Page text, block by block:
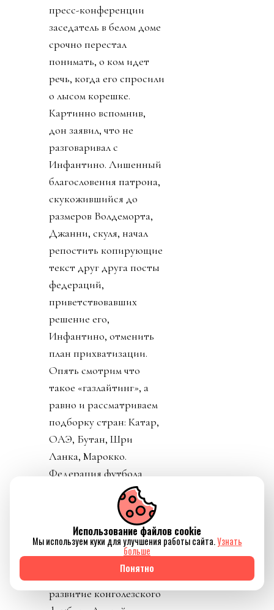
пресс-конференции
заседатель в белом доме
срочно перестал
понимать, о ком идет
речь, когда его спросили
о лысом корешке.
Картинно вспомнив,
дон заявил, что не
разговаривал с
Инфантино. Лишенный
благословения патрона,
скукожившийся до
размеров Волдеморта,
Джанни, скуля, начал
репостить копирующие
текст друг друга посты
федераций,
приветствовавших
решение его,
Инфантино, отменить
план прихватизации.
Опять смотрим что
такое «газлайтинг», а
равно и рассматриваем
подборку стран: Катар,
ОАЭ, Бутан, Шри
Ланка, Марокко.
Федерация футбола
Конго пришла тоже
уточнить, где за
поддержку Инфантино
им выдадут их взятку и
поблагодарить лично
товарища Инфантино за
развитие конголезского
Использование файлов cookie
Мы используем куки для улучшения работы сайта.Узнать
больше
Понятно